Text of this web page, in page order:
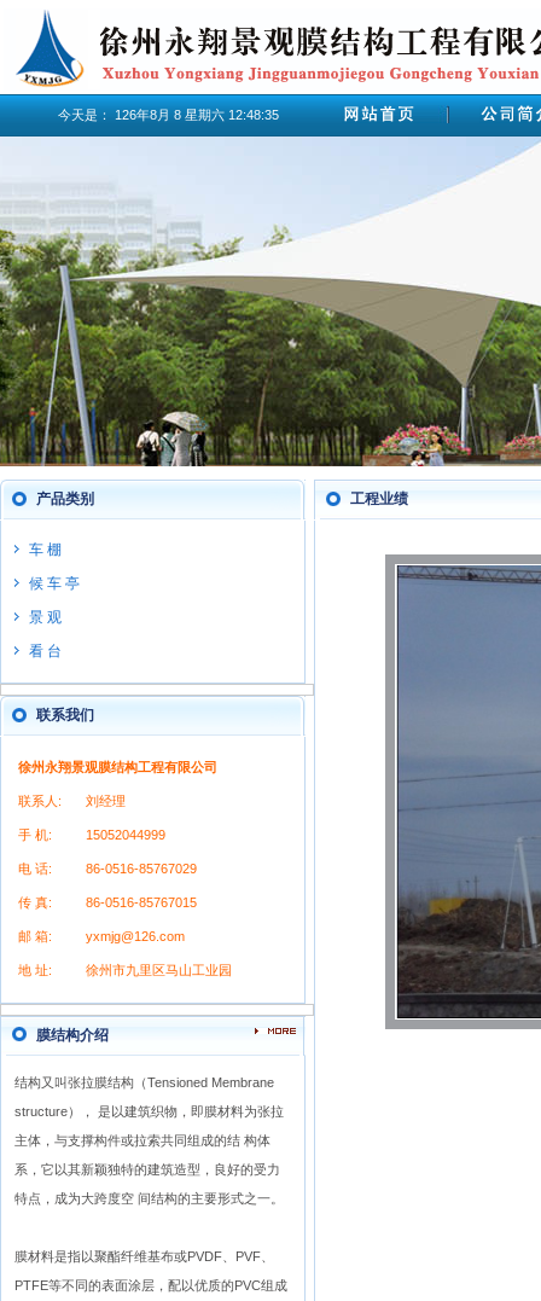
今天是： 126年8月 8 星期六 12:48:35
产品类别
车 棚
候 车 亭
景 观
看 台
联系我们
徐州永翔景观膜结构工程有限公司
联系人: 刘经理
手 机: 15052044999
电 话: 86-0516-85767029
传 真: 86-0516-85767015
邮 箱: yxmjg@126.com
地 址: 徐州市九里区马山工业园
膜结构介绍
结构又叫张拉膜结构（Tensioned Membrane
structure）， 是以建筑织物，即膜材料为张拉
主体，与支撑构件或拉索共同组成的结 构体
系，它以其新颖独特的建筑造型，良好的受力
特点，成为大跨度空 间结构的主要形式之一。
膜材料是指以聚酯纤维基布或PVDF、PVF、
PTFE等不同的表面涂层，配以优质的PVC组成
工